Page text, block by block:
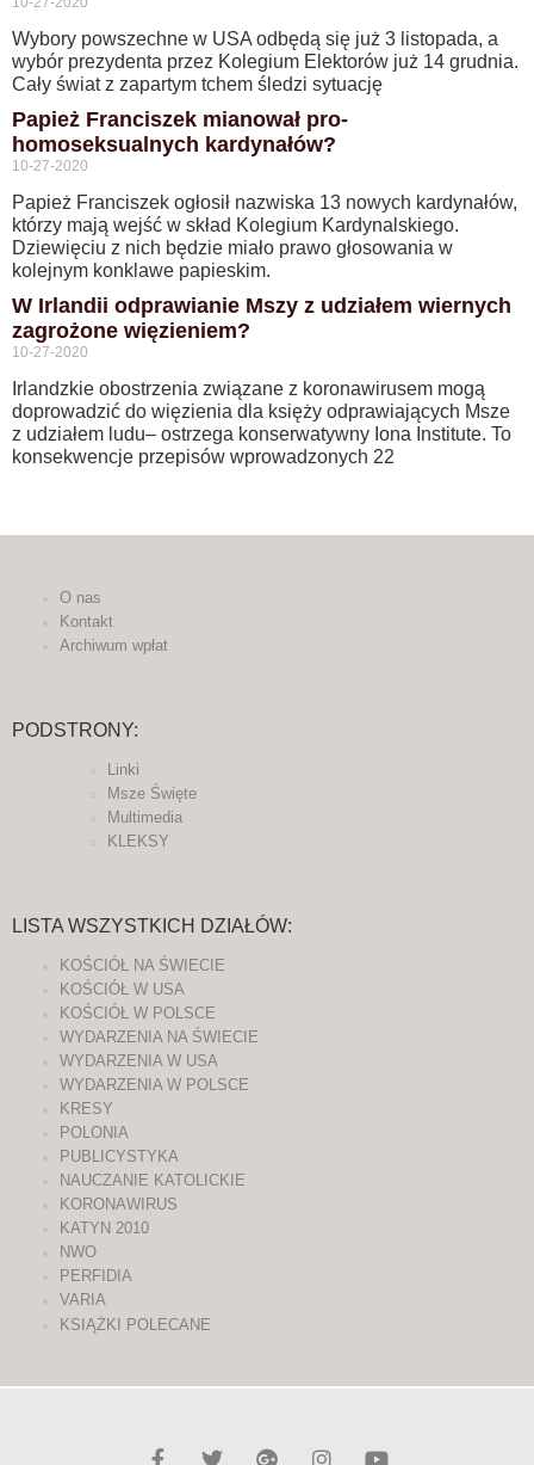
Wybory powszechne w USA odbędą się już 3 listopada, a
wybór prezydenta przez Kolegium Elektorów już 14 grudnia.
Cały świat z zapartym tchem śledzi sytuację
Papież Franciszek mianował pro-
homoseksualnych kardynałów?
10-27-2020
Papież Franciszek ogłosił nazwiska 13 nowych kardynałów,
którzy mają wejść w skład Kolegium Kardynalskiego.
Dziewięciu z nich będzie miało prawo głosowania w
kolejnym konklawe papieskim.
W Irlandii odprawianie Mszy z udziałem wiernych
zagrożone więzieniem?
10-27-2020
Irlandzkie obostrzenia związane z koronawirusem mogą
doprowadzić do więzienia dla księży odprawiających Msze
z udziałem ludu– ostrzega konserwatywny Iona Institute. To
konsekwencje przepisów wprowadzonych 22
O nas
Kontakt
Archiwum wpłat
PODSTRONY:
Linki
Msze Święte
Multimedia
KLEKSY
LISTA WSZYSTKICH DZIAŁÓW:
KOŚCIÓŁ NA ŚWIECIE
KOŚCIÓŁ W USA
KOŚCIÓŁ W POLSCE
WYDARZENIA NA ŚWIECIE
WYDARZENIA W USA
WYDARZENIA W POLSCE
KRESY
POLONIA
PUBLICYSTYKA
NAUCZANIE KATOLICKIE
KORONAWIRUS
KATYN 2010
NWO
PERFIDIA
VARIA
KSIĄŻKI POLECANE